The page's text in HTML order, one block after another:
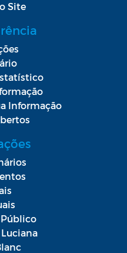
Site
Informação